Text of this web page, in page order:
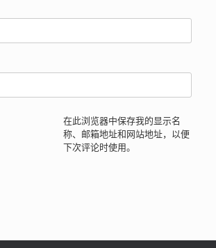
在此浏览器中保存我的显示名
称、邮箱地址和网站地址，以便
下次评论时使用。